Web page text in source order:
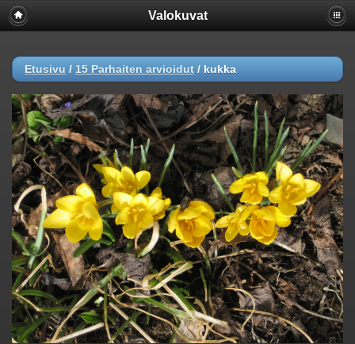
Valokuvat
Etusivu / 15 Parhaiten arvioidut / kukka